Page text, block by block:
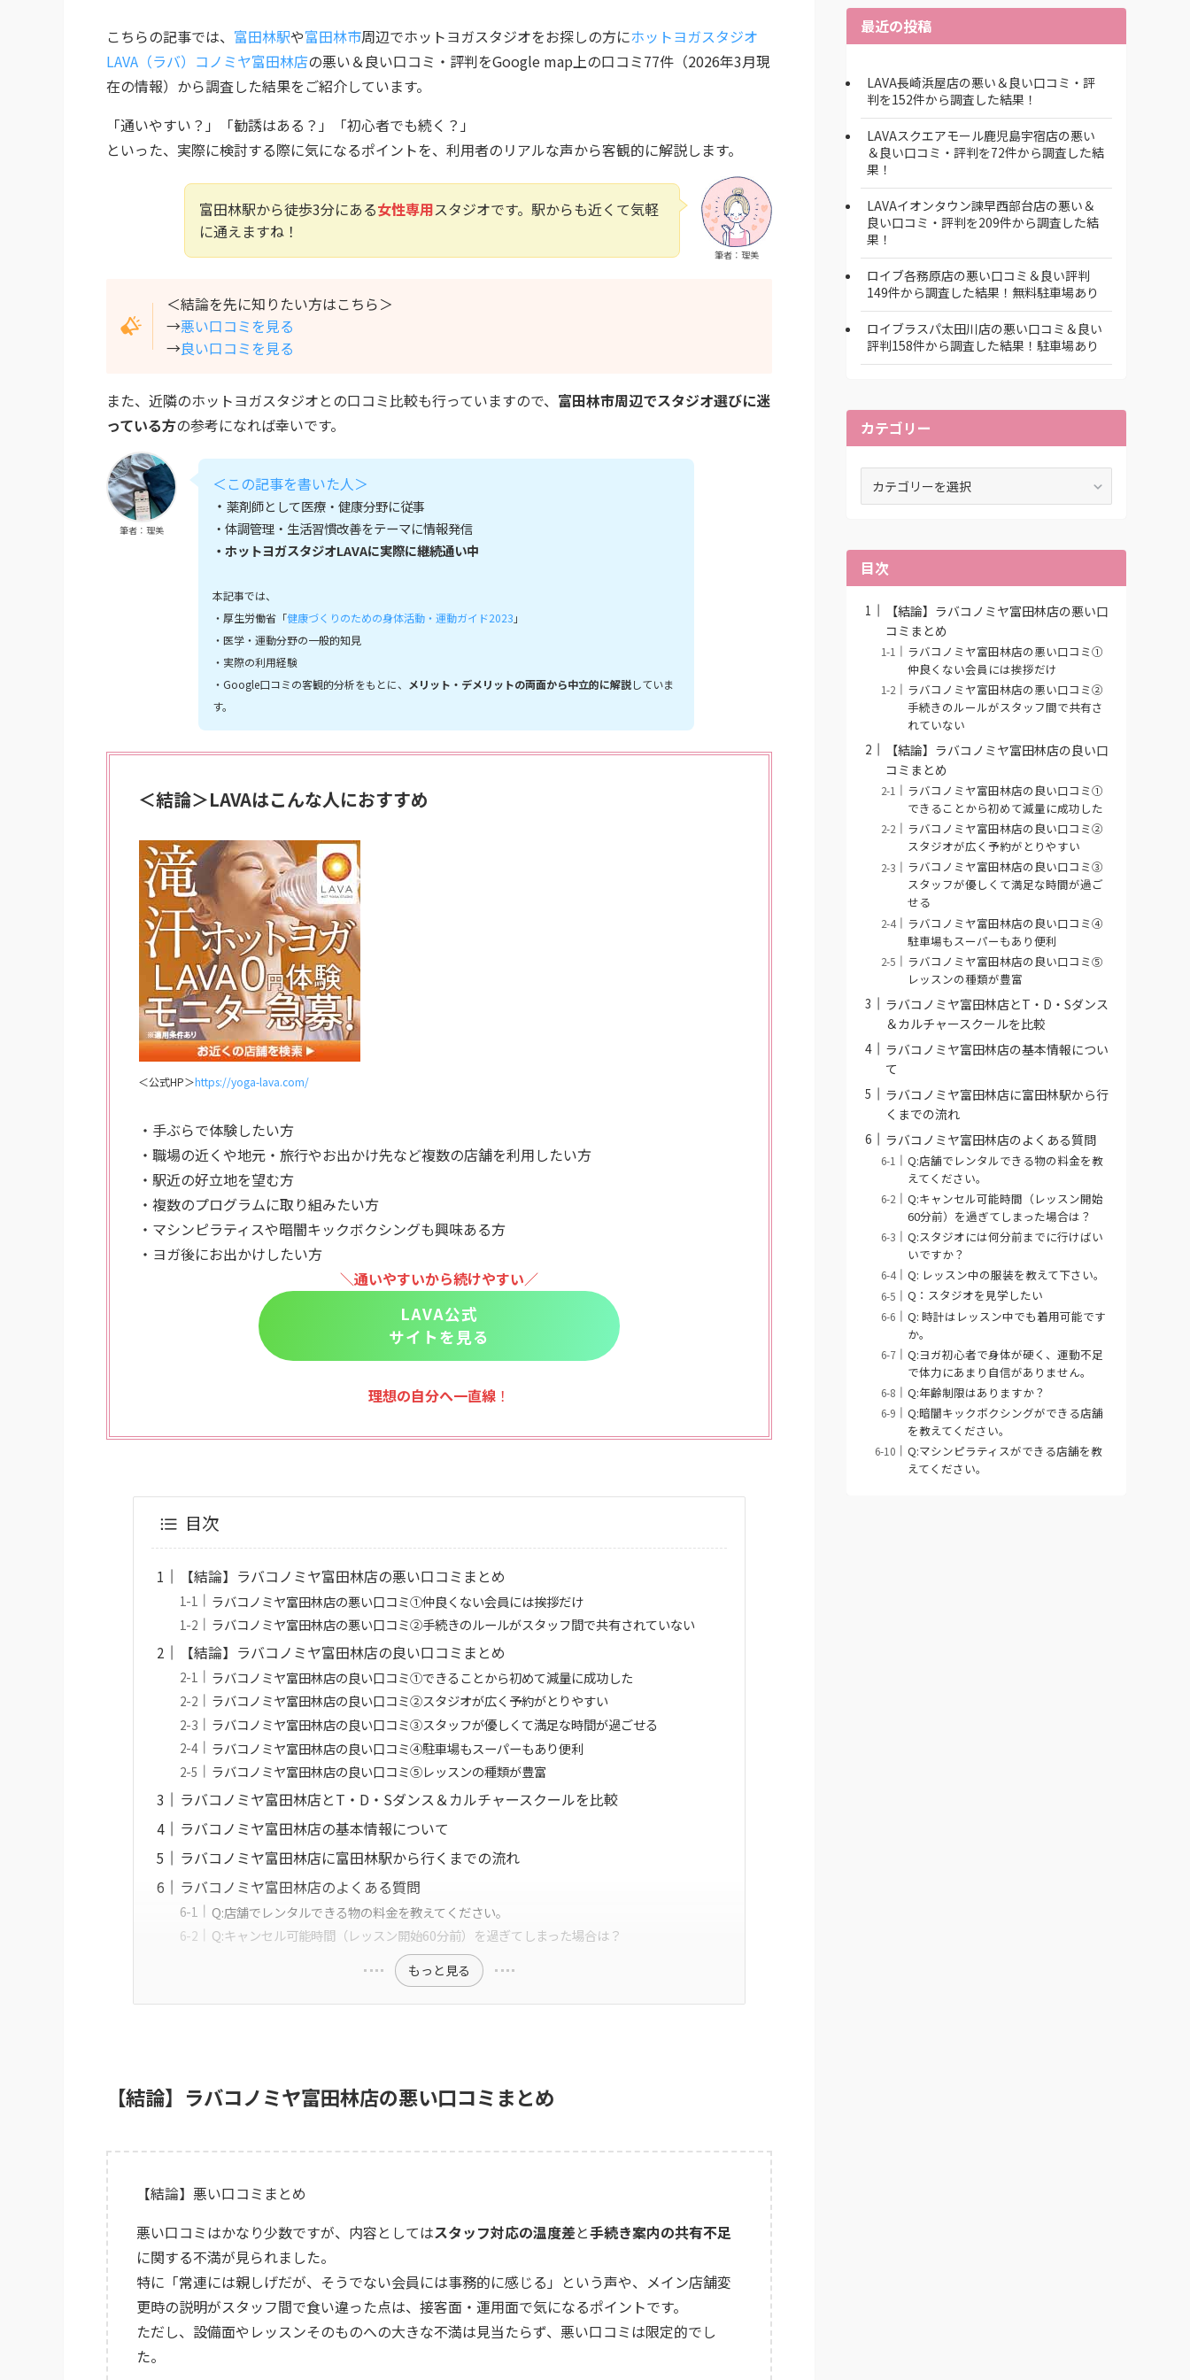
こちらの記事では、 富田林駅や富田林市周辺でホットヨガスタジオをお探しの方にホットヨガスタジオ
LAVA（ラバ）コノミヤ富田林店の悪い＆良い口コミ・評判をGoogle map上の口コミ77件（2026年3月現
在の情報）から調査した結果をご紹介しています。
「通いやすい？」「勧誘はある？」「初心者でも続く？」
といった、実際に検討する際に気になるポイントを、利用者のリアルな声から客観的に解説します。
筆者：理美
富田林駅から徒歩3分にある女性専用スタジオです。駅からも近くて気軽
に通えますね！
＜結論を先に知りたい方はこちら＞
→悪い口コミを見る
→良い口コミを見る
また、近隣のホットヨガスタジオとの口コミ比較も行っていますので、 富田林市周辺でスタジオ選びに迷
っている方の参考になれば幸いです。
筆者：理美
＜この記事を書いた人＞
・ 薬剤師として医療・健康分野に従事
・体調管理・生活習慣改善をテーマに情報発信
・ホットヨガスタジオLAVAに実際に継続通い中
本記事では、
・厚生労働省「健康づくりのための身体活動・運動ガイド2023 」
・医学・運動分野の一般的知見
・実際の利用経験
・Google口コミの客観的分析をもとに、
メリット・デメリットの両面から中立的に解説していま
す。
＜結論＞LAVAはこんな人におすすめ
＜公式HP＞https://yoga-lava.com/
・手ぶらで体験したい方
・職場の近くや地元・旅行やお出かけ先など複数の店舗を利用したい方
・駅近の好立地を望む方
・複数のプログラムに取り組みたい方
・マシンピラティスや暗闇キックボクシングも興味ある方
・ヨガ後にお出かけしたい方
＼通いやすいから続けやすい／
LAVA公式
サイトを見る
理想の自分へ一直線 ！
目次
【結論】ラバコノミヤ富田林店の悪い口コミまとめ
ラバコノミヤ富田林店の悪い口コミ①仲良くない会員には挨拶だけ
ラバコノミヤ富田林店の悪い口コミ②手続きのルールがスタッフ間で共有されていない
【結論】ラバコノミヤ富田林店の良い口コミまとめ
ラバコノミヤ富田林店の良い口コミ①できることから初めて減量に成功した
ラバコノミヤ富田林店の良い口コミ②スタジオが広く予約がとりやすい
ラバコノミヤ富田林店の良い口コミ③スタッフが優しくて満足な時間が過ごせる
ラバコノミヤ富田林店の良い口コミ④駐車場もスーパーもあり便利
ラバコノミヤ富田林店の良い口コミ⑤レッスンの種類が豊富
ラバコノミヤ富田林店とT・D・Sダンス＆カルチャースクールを比較
ラバコノミヤ富田林店の基本情報について
ラバコノミヤ富田林店に富田林駅から行くまでの流れ
ラバコノミヤ富田林店のよくある質問
Q:店舗でレンタルできる物の料金を教えてください。
Q:キャンセル可能時間（レッスン開始60分前）を過ぎてしまった場合は？
もっと見る
【結論】ラバコノミヤ富田林店の悪い口コミまとめ
【結論】悪い口コミまとめ
悪い口コミはかなり少数ですが、内容としてはスタッフ対応の温度差と手続き案内の共有不足
に関する不満が見られました。
特に「常連には親しげだが、そうでない会員には事務的に感じる」という声や、メイン店舗変
更時の説明がスタッフ間で食い違った点は、接客面・運用面で気になるポイントです。
ただし、設備面やレッスンそのものへの大きな不満は見当たらず、悪い口コミは限定的でし
た。
最近の投稿
LAVA長崎浜屋店の悪い＆良い口コミ・評
判を152件から調査した結果！
LAVAスクエアモール鹿児島宇宿店の悪い
＆良い口コミ・評判を72件から調査した結
果！
LAVAイオンタウン諫早西部台店の悪い＆
良い口コミ・評判を209件から調査した結
果！
ロイブ各務原店の悪い口コミ＆良い評判
149件から調査した結果！無料駐車場あり
ロイブラスパ太田川店の悪い口コミ＆良い
評判158件から調査した結果！駐車場あり
カテゴリー
ー
目次
【結論】ラバコノミヤ富田林店の悪い口
コミまとめ
ラバコノミヤ富田林店の悪い口コミ①
仲良くない会員には挨拶だけ
ラバコノミヤ富田林店の悪い口コミ②
手続きのルールがスタッフ間で共有さ
れていない
【結論】ラバコノミヤ富田林店の良い口
コミまとめ
ラバコノミヤ富田林店の良い口コミ①
できることから初めて減量に成功した
ラバコノミヤ富田林店の良い口コミ②
スタジオが広く予約がとりやすい
ラバコノミヤ富田林店の良い口コミ③
スタッフが優しくて満足な時間が過ご
せる
ラバコノミヤ富田林店の良い口コミ④
駐車場もスーパーもあり便利
ラバコノミヤ富田林店の良い口コミ⑤
レッスンの種類が豊富
ラバコノミヤ富田林店とT・D・Sダンス
＆カルチャースクールを比較
ラバコノミヤ富田林店の基本情報につい
て
ラバコノミヤ富田林店に富田林駅から行
くまでの流れ
ラバコノミヤ富田林店のよくある質問
Q:店舗でレンタルできる物の料金を教
えてください。
Q:キャンセル可能時間（レッスン開始
60分前）を過ぎてしまった場合は？
Q:スタジオには何分前までに行けばい
いですか？
Q: レッスン中の服装を教えて下さい。
Q：スタジオを見学したい
Q: 時計はレッスン中でも着用可能です
か。
Q:ヨガ初心者で身体が硬く、運動不足
で体力にあまり自信がありません。
Q:年齢制限はありますか？
Q:暗闇キックボクシングができる店舗
を教えてください。
Q:マシンピラティスができる店舗を教
えてください。